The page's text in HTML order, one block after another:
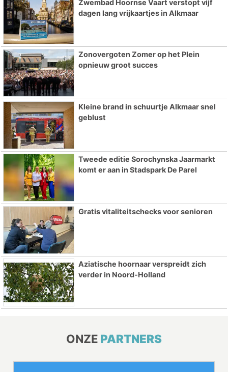
Zwembad Hoornse Vaart verstopt vijf
dagen lang vrijkaartjes in Alkmaar
Zonovergoten Zomer op het Plein
opnieuw groot succes
Kleine brand in schuurtje Alkmaar snel
geblust
Tweede editie Sorochynska Jaarmarkt
komt er aan in Stadspark De Parel
Gratis vitaliteitschecks voor senioren
Aziatische hoornaar verspreidt zich
verder in Noord-Holland
ONZE PARTNERS